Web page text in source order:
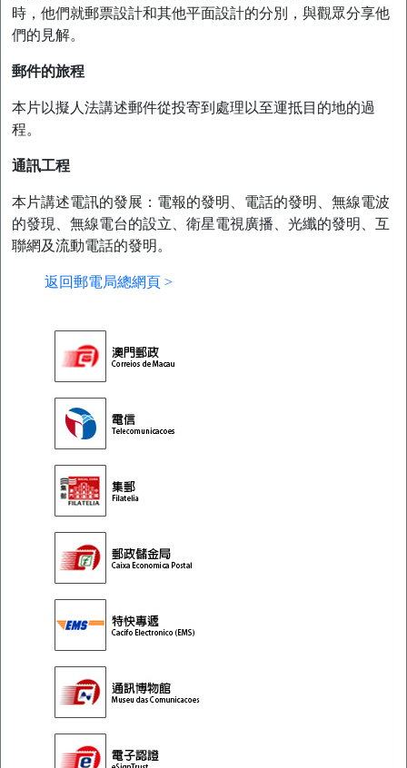
時，他們就郵票設計和其他平面設計的分別，與觀眾分享他
們的見解。
郵件的旅程
本片以擬人法講述郵件從投寄到處理以至運抵目的地的過
程。
通訊工程
本片講述電訊的發展：電報的發明、電話的發明、無線電波
的發現、無線電台的設立、衛星電視廣播、光纖的發明、互
聯網及流動電話的發明。
返回郵電局總網頁 >